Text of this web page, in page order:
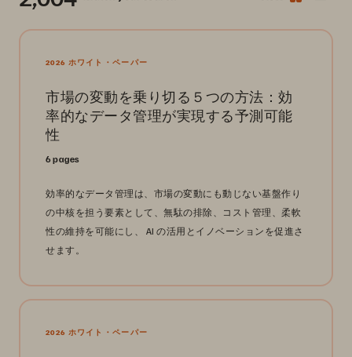
2026 ホワイト・ペーパー
市場の変動を乗り切る５つの方法：効
率的なデータ管理が実現する予測可能
性
6 pages
効率的なデータ管理は、市場の変動にも動じない基盤作り
の中核を担う要素として、無駄の排除、コスト管理、柔軟
性の維持を可能にし、 AI の活用とイノベーションを促進さ
せます。
2026 ホワイト・ペーパー